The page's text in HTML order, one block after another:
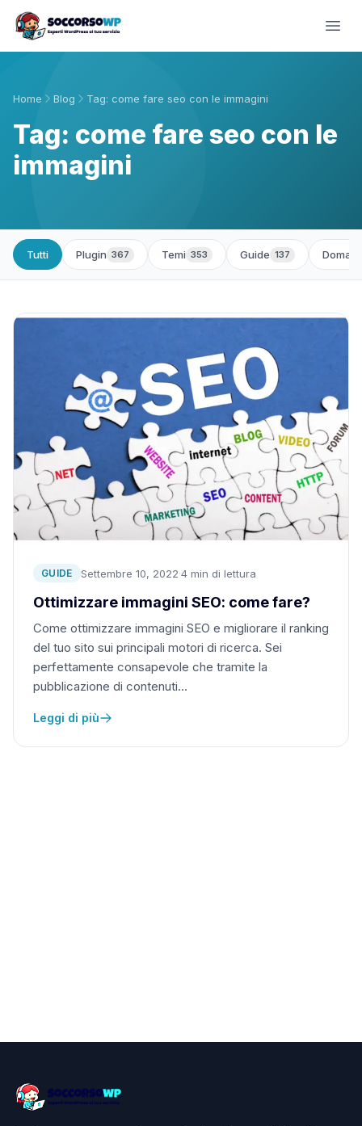
Home Blog Tag: come fare seo con le immagini
Tag: come fare seo con le
immagini
Tutti Plugin 367 Temi 353 Guide 137
GUIDE Settembre 10, 2022·4 min di lettura
Ottimizzare immagini SEO: come fare?
Come ottimizzare immagini SEO e migliorare il ranking
del tuo sito sui principali motori di ricerca. Sei
perfettamente consapevole che tramite la
pubblicazione di contenuti…
Leggi di più